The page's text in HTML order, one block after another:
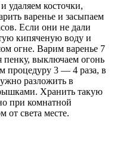
удаляем косточки,
варенье и засыпаем
Если они не дали
кипяченую воду и
огне. Варим варенье 7
выключаем огонь
процедуру 3 — 4 раза, в
разложить в
Хранить такую
при комнатной
от света месте.